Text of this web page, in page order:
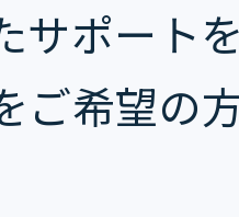
サポート
ご希望の